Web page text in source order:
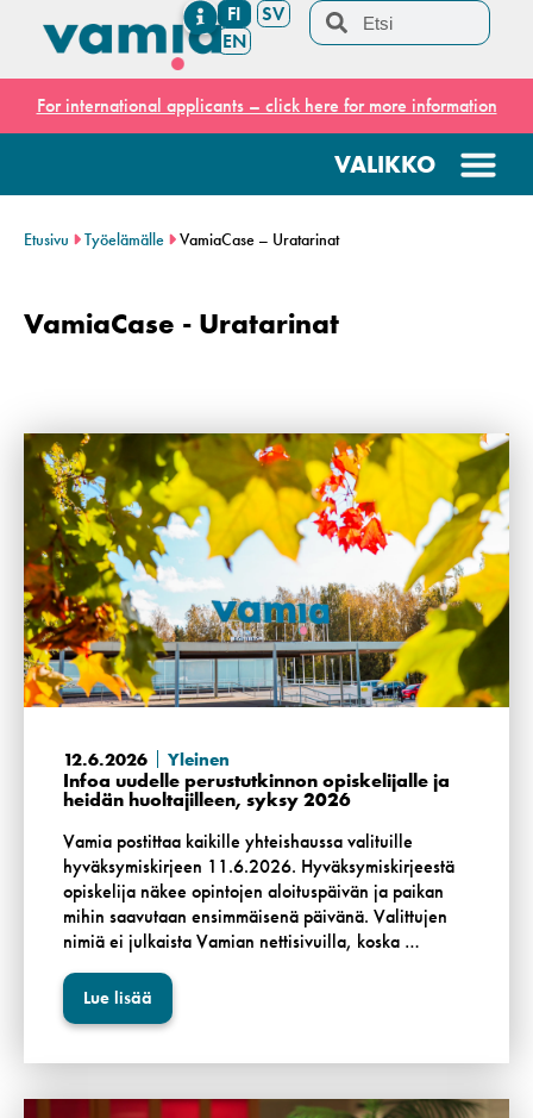
FI
SV
EN
For international applicants – click here for more information
Etusivu Työelämälle VamiaCase – Uratarinat
VamiaCase - Uratarinat
12.6.2026 Yleinen
Infoa uudelle perustutkinnon opiskelijalle ja
heidän huoltajilleen, syksy 2026
Vamia postittaa kaikille yhteishaussa valituille
hyväksymiskirjeen 11.6.2026. Hyväksymiskirjeestä
opiskelija näkee opintojen aloituspäivän ja paikan
mihin saavutaan ensimmäisenä päivänä. Valittujen
nimiä ei julkaista Vamian nettisivuilla, koska …
Lue lisää